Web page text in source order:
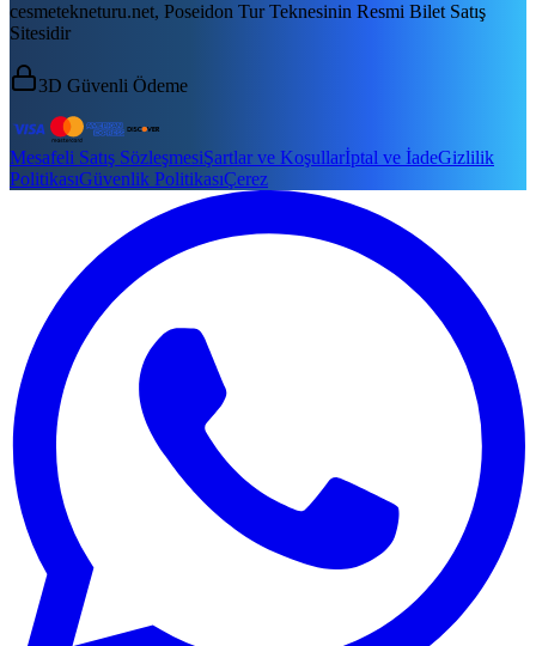
cesmetekneturu.net, Poseidon Tur Teknesinin Resmi Bilet Satış
Sitesidir
3D Güvenli Ödeme
Mesafeli Satış SözleşmesiŞartlar ve Koşullarİptal ve İadeGizlilik
PolitikasıGüvenlik PolitikasıÇerez